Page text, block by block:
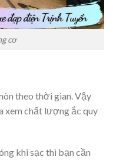
cơ
theo thời gian. Vậy
xem chất lượng ắc quy
khi sạc thì bạn cần